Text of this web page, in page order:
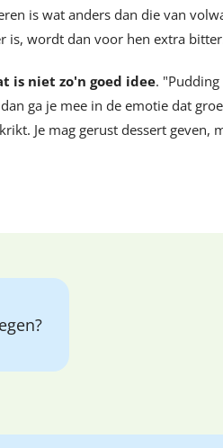
is wat anders dan die van
wordt dan voor hen extra
is niet zo'n goed idee.
ga je mee in de emotie dat
Je mag gerust dessert